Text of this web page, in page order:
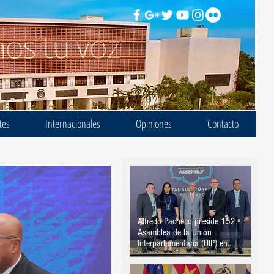
Internacionales Opiniones Contacto
Alfredo Pacheco preside 152.ª
Asamblea de la Unión
Interparlamentaria (UIP) en
Estambul, Turquía